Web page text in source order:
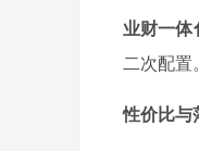
业财一体
二次配置。
性价比与